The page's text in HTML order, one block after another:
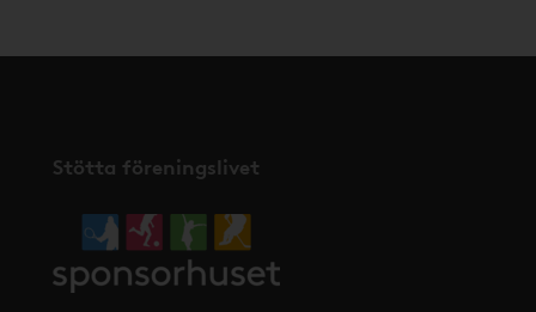
Stötta föreningslivet